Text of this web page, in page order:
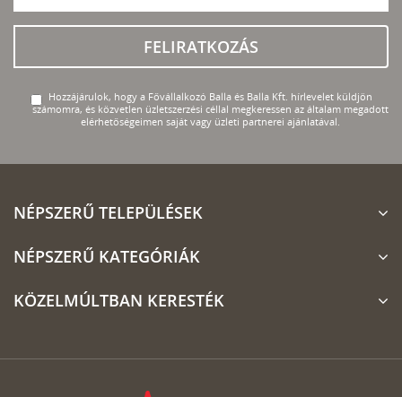
FELIRATKOZÁS
Hozzájárulok, hogy a Fővállalkozó Balla és Balla Kft. hírlevelet küldjön
számomra, és közvetlen üzletszerzési céllal megkeressen az általam megadott
elérhetőségeimen saját vagy üzleti partnerei ajánlatával.
NÉPSZERŰ TELEPÜLÉSEK
NÉPSZERŰ KATEGÓRIÁK
KÖZELMÚLTBAN KERESTÉK